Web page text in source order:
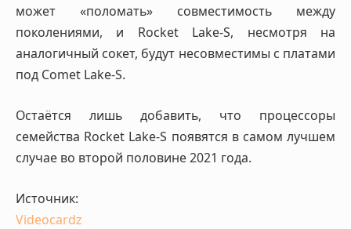
может «поломать» совместимость между
поколениями, и Rocket Lake-S, несмотря на
аналогичный сокет, будут несовместимы с платами
под Comet Lake-S.
Остаётся лишь добавить, что процессоры
семейства Rocket Lake-S появятся в самом лучшем
случае во второй половине 2021 года.
Источник:
Videocardz